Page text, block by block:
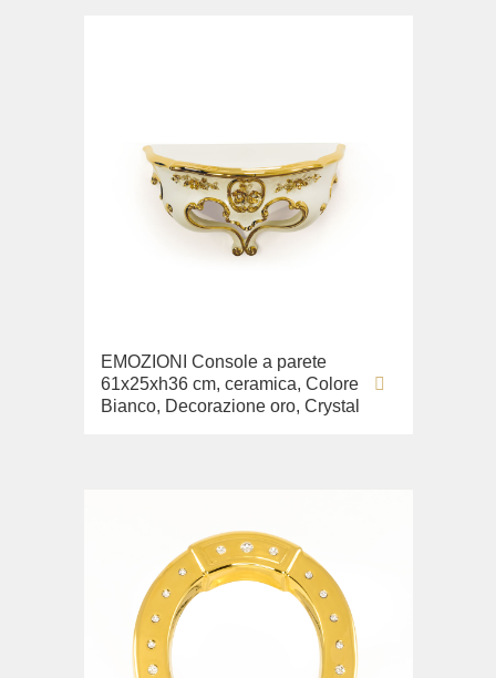
EMOZIONI Console a parete
61x25xh36 cm, ceramica, Colore
Bianco, Decorazione oro, Crystal